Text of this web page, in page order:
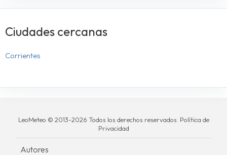
Ciudades cercanas
Corrientes
LeoMeteo © 2013-2026 Todos los derechos reservados. Política de
Privacidad
Autores